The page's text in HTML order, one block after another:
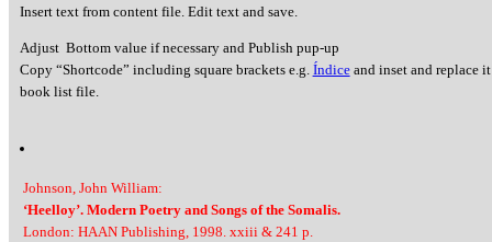
Insert text from content file. Edit text and save.
Adjust Bottom value if necessary and Publish pup-up
Copy “Shortcode” including square brackets e.g. Índiceand inset and replace
book list file.
Johnson, John William:
‘Heelloy’. Modern Poetry and Songs of the Somalis.
London: HAAN Publishing, 1998. xxiii & 241 p.